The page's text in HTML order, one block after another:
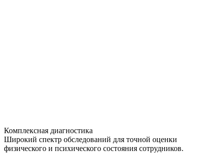
Комплексная диагностика
Широкий спектр обследований для точной оценки
физического и психического состояния сотрудников.